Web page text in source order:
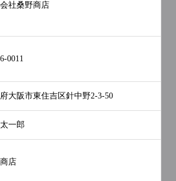
社桑野商店
0011
大阪市東住吉区針中野2-3-50
一郎
店